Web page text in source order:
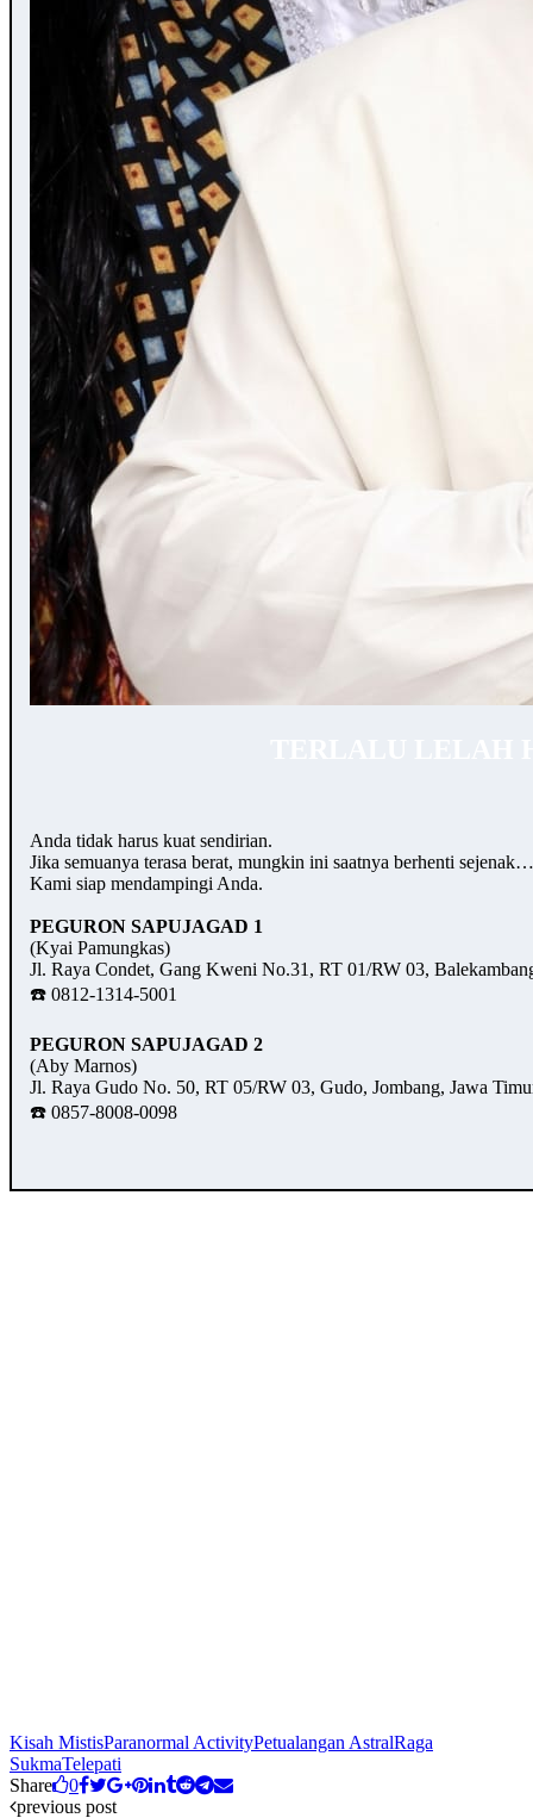
Anda tidak harus kuat sendirian.
Jika semuanya terasa berat, mungkin ini saatnya berhenti
Kami siap mendampingi Anda.
PEGURON SAPUJAGAD 1
(Kyai Pamungkas)
Jl. Raya Condet, Gang Kweni No.31, RT 01/RW 03,
☎️ 0812-1314-5001
PEGURON SAPUJAGAD 2
(Aby Marnos)
Jl. Raya Gudo No. 50, RT 05/RW 03, Gudo, Jombang, Jawa
☎️ 0857-8008-0098
Kisah MistisParanormal ActivityPetualangan AstralRaga
SukmaTelepati
Share
0
previous post